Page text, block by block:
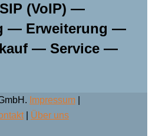
(VoIP) —
— Erweiterung —
— Service —
Impressum
| Über uns